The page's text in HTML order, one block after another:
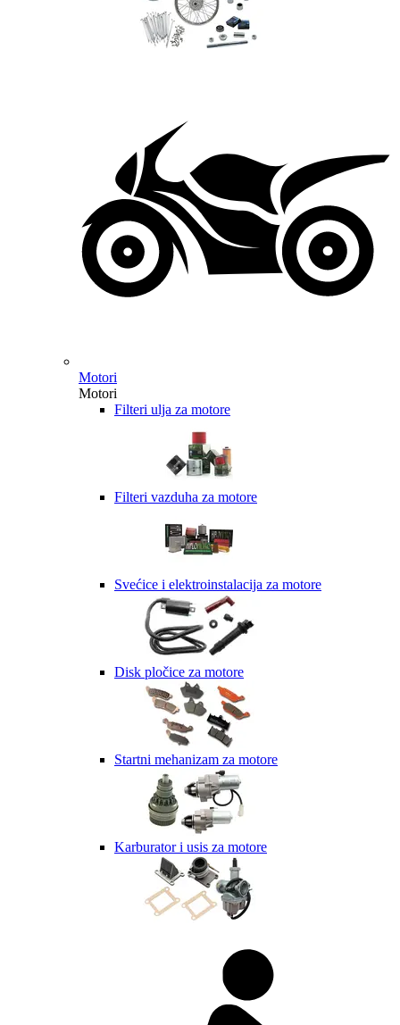
Motori
Motori
Filteri ulja za motore
Filteri vazduha za motore
Svećice i elektroinstalacija za motore
Disk pločice za motore
Startni mehanizam za motore
Karburator i usis za motore